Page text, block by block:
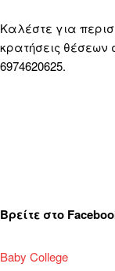
Καλέστε για
κρατήσεις θέσεων
6974620625.
Βρείτε στο
Baby College